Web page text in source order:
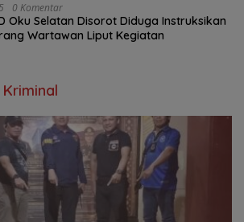
0 Komentar
Oku Selatan Disorot Diduga Instruksikan
Wartawan Liput Kegiatan